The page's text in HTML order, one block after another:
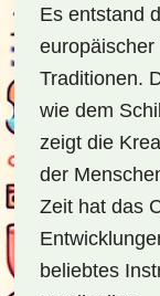
Es entstand
Traditionen.
wie dem
zeigt die
der
Zeit hat das
beliebtes